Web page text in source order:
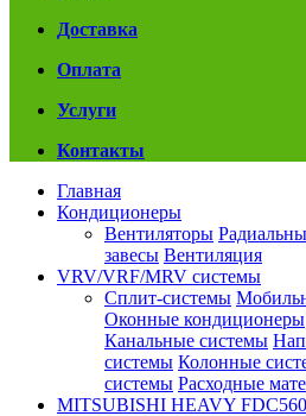
Доставка
Оплата
Услуги
Контакты
Главная
Кондиционеры
Вентиляторы
завесы Вентиляция
VRV/VRF/MRV системы
Сплит-системы
Оконные кондиционеры
Канальные системы
системы Колонные
системы Расходные
MITSUBISHI HEAVY